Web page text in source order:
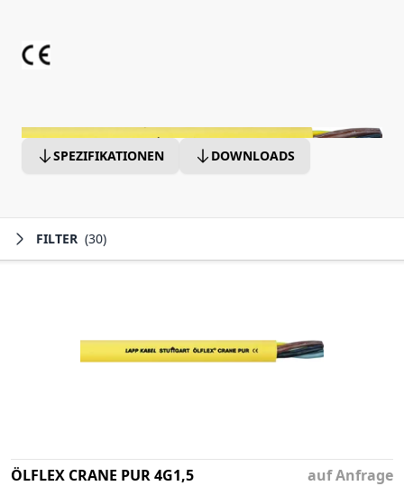
SPEZIFIKATIONEN DOWNLOADS
FILTER (30)
ÖLFLEX CRANE PUR 4G1,5 auf Anfrage